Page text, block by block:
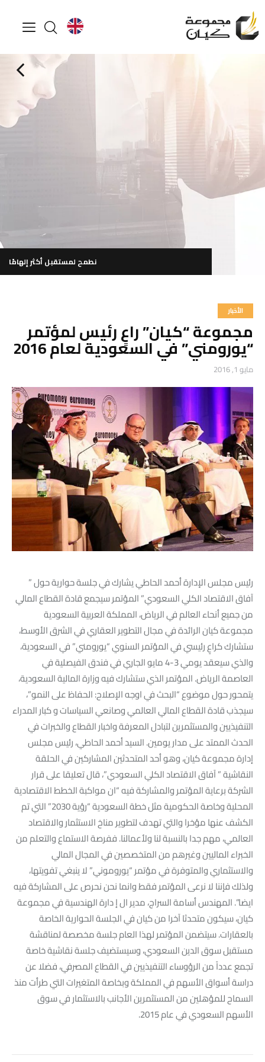
نطمح لمستقبل أكثر إلهامًا
الأخبار
مجموعة “كيان” راعٍ رئيس لمؤتمر
“يورومني” في السعودية لعام 2016
مايو 1, 2016
رئيس مجلس الإدارة أحمد الحاطي يشارك في جلسة حوارية حول ”
آفاق الاقتصاد الكلي السعودي” المؤتمر سيجمع قادة القطاع المالي
من جميع أنحاء العالم في الرياض، المملكة العربية السعودية
مجموعة كيان الرائدة في مجال التطوير العقاري في الشرق الأوسط،
ستشارك كراعٍ رئيسي في المؤتمر السنوي “يورومني” في السعودية،
والذي سيعقد يومي 3-4 مايو الجاري في فندق الفيصلية في
العاصمة الرياض. المؤتمر الذي ستشارك فيه وزارة المالية السعودية،
يتمحور حول موضوع “البحث في اوجه الإصلاح: الحفاظ على النمو”،
سيجذب قادة القطاع المالي العالمي وصانعي السياسات و كبار المدراء
التنفيذيين والمستثمرين لتبادل المعرفة واخبار القطاع والخبرات في
الحدث الممتد على مدار يومين. السيد أحمد الحاطي، رئيس مجلس
إدارة مجموعة كيان، وهو أحد المتحدثين المشاركين في الحلقة
النقاشية ” آفاق الاقتصاد الكلي السعودي”، قال تعليقا على قرار
الشركة برعاية المؤتمر والمشاركة فيه “ان مواكبة الخطط الاقتصادية
المحلية وخاصة الحكومية مثل خطة السعودية “رؤية 2030” التي تم
الكشف عنها مؤخرا والتي تهدف لتطوير مناخ الاستثمار والاقتصاد
العالمي، مهم جدا بالنسبة لنا ولأعمالنا. ففرصة الاستماع والتعلم من
الخبراء الماليين وغيرهم من المتخصصين في المجال المالي
والاستثماري والمتوفرة في مؤتمر “يوروموني” لا ينبغي تفويتها،
ولذلك فإننا لا نرعى المؤتمر فقط وانما نحن نحرص على المشاركة فيه
ايضا”. المهندس أسامة السراج، مدير ال إ دارة الهندسية في مجموعة
كيان، سيكون متحدثا آخرا من كيان في الجلسة الحوارية الخاصة
بالعقارات. سيتضمن المؤتمر لهذا العام جلسة مخصصة لمناقشة
مستقبل سوق الدين السعودي، وسيستضيف جلسة نقاشية خاصة
تجمع عدداً من الرؤوساء التنفيذيين في القطاع المصرفي، فضلا عن
دراسة أسواق الأسهم في المملكة وبخاصة المتغيرات التي طرأت منذ
السماح للمؤهلين من المستثمرين الأجانب بالاستثمار في سوق
الأسهم السعودي في عام 2015.
لمعرفة المزيد
تصفح ملف الشركة
ساعة العمل من 9:00 صباحاً إلى 6:00 مساءً (من الأحد إلى الخميس)
6611 000 92 966+